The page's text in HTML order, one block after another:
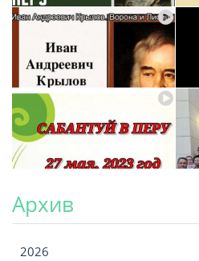
Архив
Архив
2026